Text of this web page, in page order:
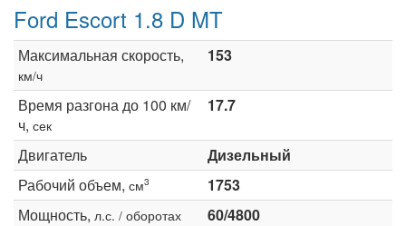
Ford Escort 1.8 D MT
Максимальная скорость,
км/ч
153
Время разгона до 100 км/
ч, сек
17.7
Двигатель
Дизельный
Рабочий объем, см3
1753
Мощность, л.с. / оборотах
60/4800